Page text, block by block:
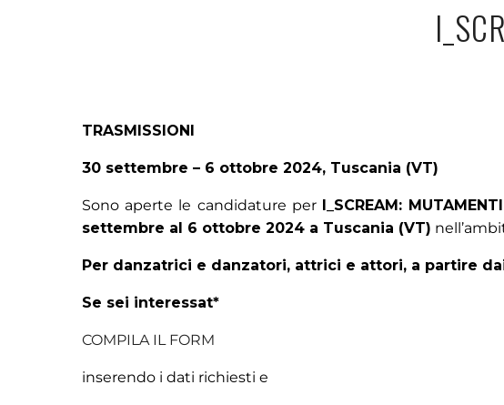
TRASMISSIONI
30 settembre – 6 ottobre 2024, Tuscania (VT)
Sono aperte le candidature per I_SCREAM:
settembre al 6 ottobre 2024 a Tuscania (VT)
Per danzatrici e danzatori, attrici e attori, a partire
Se sei interessat*
COMPILA IL FORM
inserendo i dati richiesti e